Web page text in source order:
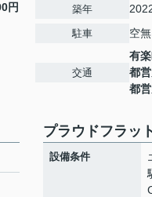
円
築年
駐車 空無
交通
有
都
都
プラウドフラッ
設備条件